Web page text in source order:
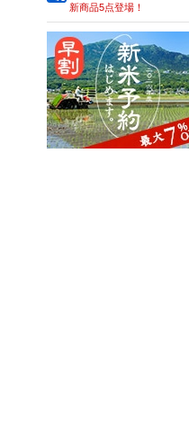
新商品5点登場！